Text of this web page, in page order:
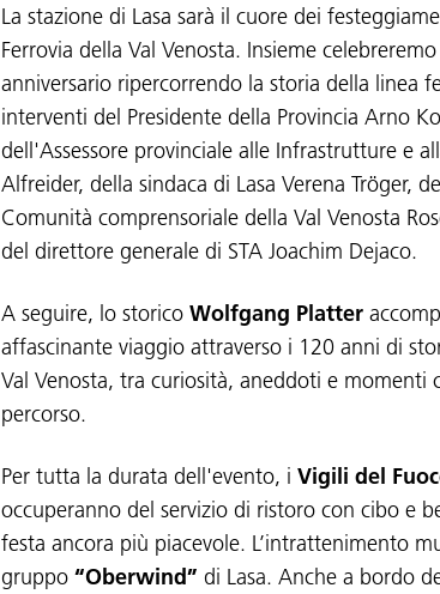
La stazione di Lasa sarà il cuore dei
Ferrovia della Val Venosta. Insieme
anniversario ripercorrendo la storia della linea
interventi del Presidente della Provincia Arno
dell'Assessore provinciale alle Infrastrutture e
Alfreider, della sindaca di Lasa Verena Tröger,
Comunità comprensoriale della Val Venosta
del direttore generale di STA Joachim Dejaco.
A seguire, lo storico Wolfgang Platter
affascinante viaggio attraverso i 120 anni di
Val Venosta, tra curiosità, aneddoti e momenti
percorso.
Per tutta la durata dell'evento, i Vigili del
occuperanno del servizio di ristoro con cibo e
festa ancora più piacevole. L’intrattenimento
gruppo “Oberwind” di Lasa. Anche a bordo